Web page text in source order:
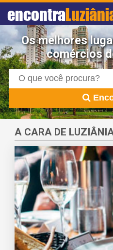
encontra
Os melhores
comércios
A CARA DE